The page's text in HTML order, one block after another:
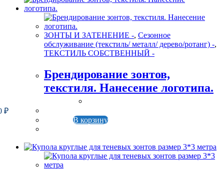
ЗОНТЫ И ЗАТЕНЕНИЕ -, Сезонное
обслуживание (текстиль/ металл/ дерево/ротанг) -,
ТЕКСТИЛЬ СОБСТВЕННЫЙ -
Брендирование зонтов,
текстиля. Нанесение логотипа.
₽
В корзину